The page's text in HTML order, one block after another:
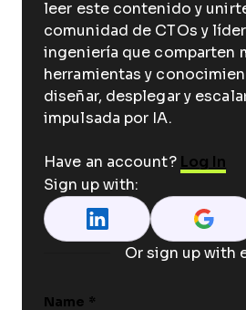
leer este contenido y
comunidad de CTOs y
ingeniería que comparten
herramientas y
diseñar, desplegar y
impulsada por IA.
Have an account? Log In
Sign up with:
Or sign up with
Name *